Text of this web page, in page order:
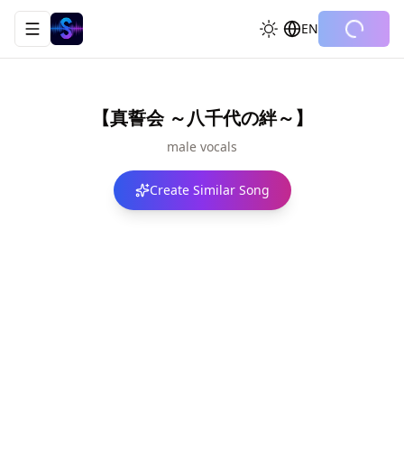
Toggle navigation menu EN
【真誓会 ～八千代の絆～】
male vocals
Create Similar Song